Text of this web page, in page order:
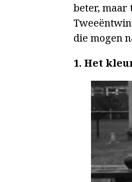
beter, maar
die mogen
1. Het